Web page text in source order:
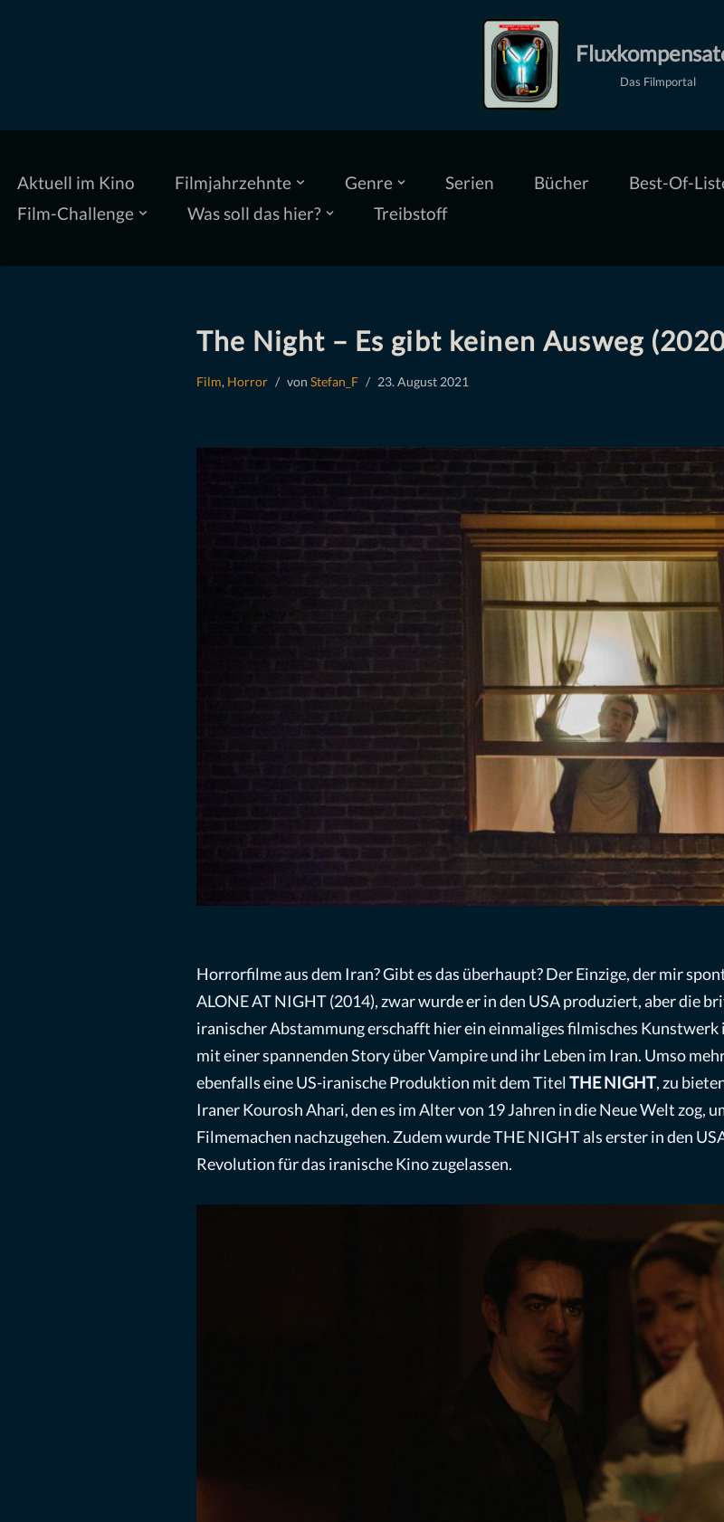
Das Filmportal
Aktuell im Kino Filmjahrzehnte Genre Serien Bücher Best-Of-
Film-Challenge
Was soll das hier? Treibstoff
The Night – Es gibt keinen Ausweg
Film, Horror von Stefan_F 23. August 2021
Horrorfilme aus dem Iran? Gibt es das überhaupt? Der Einzige, der mir
ALONE AT NIGHT (2014), zwar wurde er in den USA produziert, aber die
iranischer Abstammung erschafft hier ein einmaliges filmisches
mit einer spannenden Story über Vampire und ihr Leben im Iran. Umso
ebenfalls eine US-iranische Produktion mit dem Titel THE NIGHT, zu
Iraner Kourosh Ahari, den es im Alter von 19 Jahren in die Neue Welt zog,
Filmemachen nachzugehen. Zudem wurde THE NIGHT als erster in den
Revolution für das iranische Kino zugelassen.